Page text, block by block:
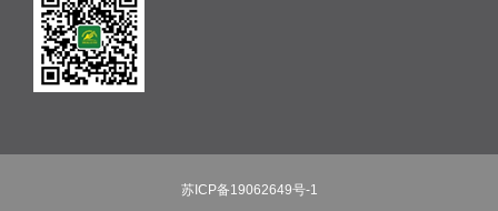
苏ICP备19062649号-1